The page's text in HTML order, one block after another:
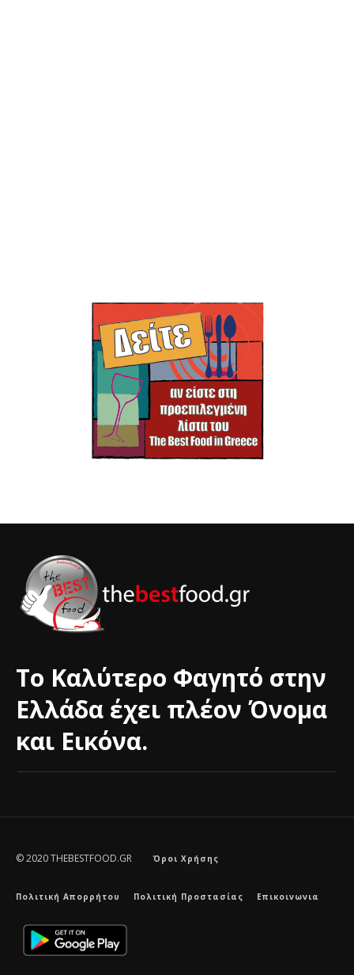
Το Καλύτερο Φαγητό στην
Ελλάδα έχει πλέον Όνομα
και Εικόνα.
© 2020 THEBESTFOOD.GR Όροι Χρήσης
Πολιτική Απορρήτου Πολιτική Προστασίας Επικοινωνια